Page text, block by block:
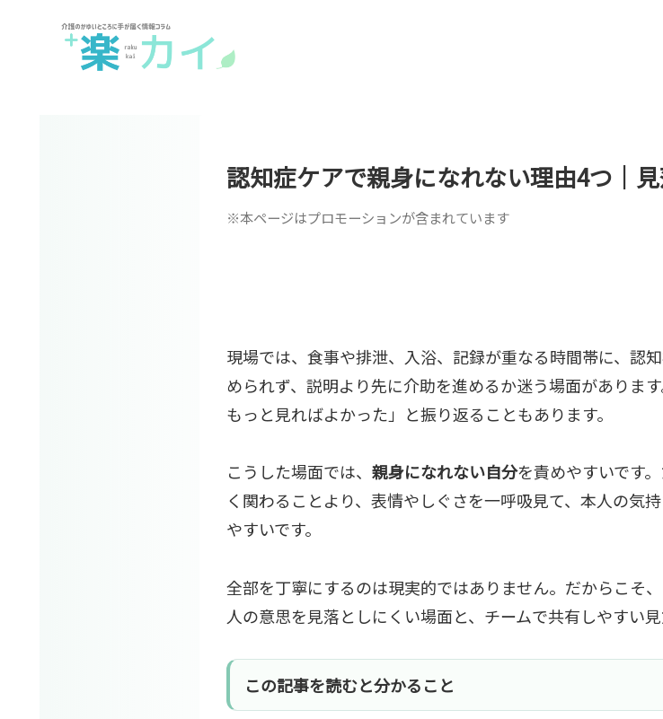
認知症ケアで親身になれない理由4つ｜
※本ページはプロモーションが含まれています
現場では、食事や排泄、入浴、記録が重なる時間帯に、認
められず、説明より先に介助を進めるか迷う場面がありま
もっと見ればよかった」と振り返ることもあります。
こうした場面では、 親身になれない自分を責めやすいです
く関わることより、表情やしぐさを一呼吸見て、本人の気
やすいです。
全部を丁寧にするのは現実的ではありません。だからこそ
人の意思を見落としにくい場面と、チームで共有しやすい見
この記事を読むと分かること